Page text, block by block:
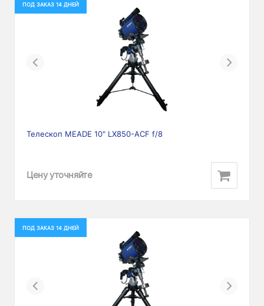
ПОД ЗАКАЗ 14 ДНЕЙ
Previous Next
Телескоп MEADE 10" LX850-ACF f/8
Цену уточняйте
ПОД ЗАКАЗ 14 ДНЕЙ
Previous Next